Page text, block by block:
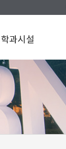
학과시설